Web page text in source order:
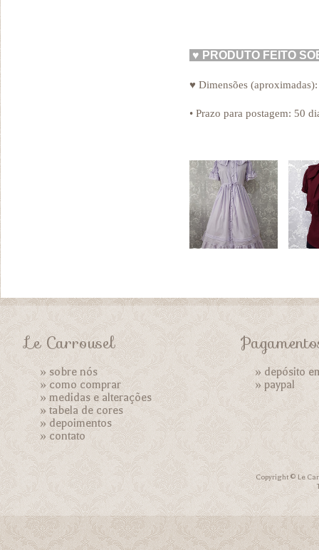
♥ PRODUTO FEITO
♥ Dimensões
• Prazo para postagem: 50
Le Carrousel
»sobre nós
»como comprar
»medidas e alterações
»tabela de cores
»depoimentos
»contato
» depósito
»paypal
Copyright © Le